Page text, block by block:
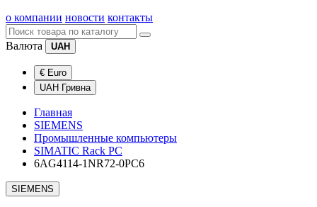
о компании новости контакты
Валюта UAH
€ Euro
UAH Гривна
Главная
SIEMENS
Промышленные компьютеры
SIMATIC Rack PC
6AG4114-1NR72-0PC6
SIEMENS